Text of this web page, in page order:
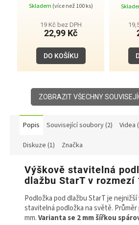
hodnocení
je
4,0
5
hvězdiček.
Skladem (více než 100 ks)
19 Kč bez DPH
22,99 Kč
DO KOŠÍKU
ZOBRAZIT VŠECHNY
Popis Související soubory (2) Videa
Diskuze (1) Značka
Výškově stavitelná
dlažbu StarT v rozmezí
Podložka pod dlažbu StarT je
stavitelná podložka na světě. Průměr
mm.Varianta se 2 mm šířkou